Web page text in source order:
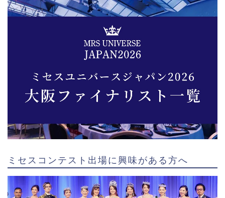
ミセスコンテスト出場に興味がある方へ